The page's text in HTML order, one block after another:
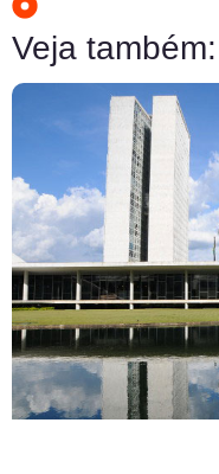
Veja também: